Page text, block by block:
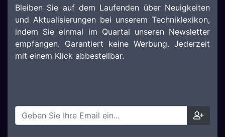
Bleiben Sie auf dem Laufenden über Neuigkeiten
und Aktualisierungen bei unserem Techniklexikon,
indem Sie einmal im Quartal unseren Newsletter
empfangen. Garantiert keine Werbung. Jederzeit
mit einem Klick abbestellbar.